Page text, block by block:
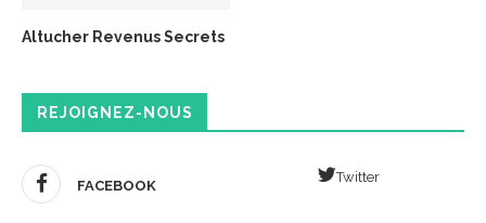
Altucher Revenus Secrets
REJOIGNEZ-NOUS
FACEBOOK
Twitter